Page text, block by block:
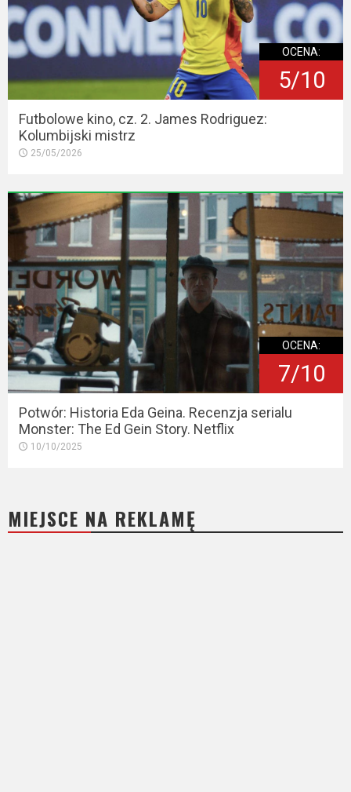
OCENA:
5/10
Futbolowe kino, cz. 2. James Rodriguez:
Kolumbijski mistrz
25/05/2026
OCENA:
7/10
Potwór: Historia Eda Geina. Recenzja serialu
Monster: The Ed Gein Story. Netflix
10/10/2025
MIEJSCE NA REKLAMĘ